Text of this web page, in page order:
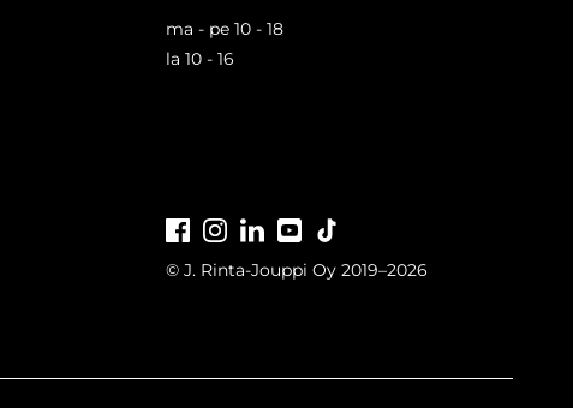
ma - pe 10 - 18
la 10 - 16
FacebookInstagramLinkedInYoutube
© J. Rinta-Jouppi Oy 2019–2026